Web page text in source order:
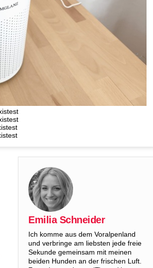
Emilia Schneider
Ich komme aus dem Voralpenland
und verbringe am liebsten jede freie
Sekunde gemeinsam mit meinen
beiden Hunden an der frischen Luft.